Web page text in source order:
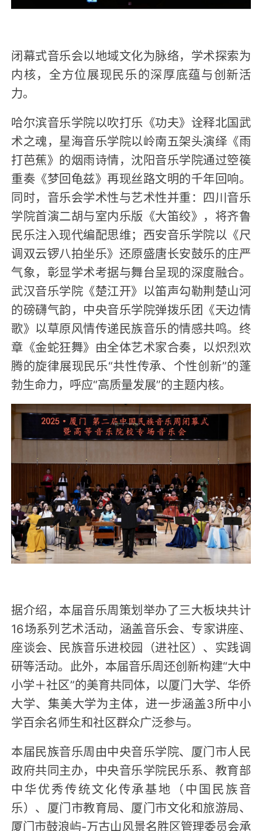
闭幕式音乐会以地域文化为脉络，学术探索为
内核，全方位展现民乐的深厚底蕴与创新活
力。
哈尔滨音乐学院以吹打乐《功夫》诠释北国武
术之魂，星海音乐学院以岭南五架头演绎《雨
打芭蕉》的烟雨诗情，沈阳音乐学院通过箜篌
重奏《梦回龟兹》再现丝路文明的千年回响。
同时，音乐会学术性与艺术性并重：四川音乐
学院首演二胡与室内乐版《大笛绞》，将齐鲁
民乐注入现代编配思维；西安音乐学院以《尺
调双云锣八拍坐乐》还原盛唐长安鼓乐的庄严
气象，彰显学术考据与舞台呈现的深度融合。
武汉音乐学院《楚江开》以笛声勾勒荆楚山河
的磅礴气韵，中央音乐学院弹拨乐团《天边情
歌》以草原风情传递民族音乐的情感共鸣。终
章《金蛇狂舞》由全体艺术家合奏，以炽烈欢
腾的旋律展现民乐“共性传承、个性创新”的蓬
勃生命力，呼应“高质量发展”的主题内核。
据介绍，本届音乐周策划举办了三大板块共计
16场系列艺术活动，涵盖音乐会、专家讲座、
座谈会、民族音乐进校园（进社区）、实践调
研等活动。此外，本届音乐周还创新构建“大中
小学＋社区”的美育共同体，以厦门大学、华侨
大学、集美大学为主体，进一步涵盖3所中小
学百余名师生和社区群众广泛参与。
本届民族音乐周由中央音乐学院、厦门市人民
政府共同主办，中央音乐学院民乐系、教育部
中华优秀传统文化传承基地（中国民族音
乐）、厦门市教育局、厦门市文化和旅游局、
厦门市鼓浪屿-万古山风景名胜区管理委员会承